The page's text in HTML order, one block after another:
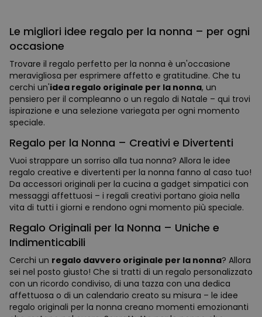
Le migliori idee regalo per la nonna – per ogni
occasione
Trovare il regalo perfetto per la nonna è un'occasione
meravigliosa per esprimere affetto e gratitudine. Che tu
cerchi un'idea regalo originale per la nonna, un
pensiero per il compleanno o un regalo di Natale – qui trovi
ispirazione e una selezione variegata per ogni momento
speciale.
Regalo per la Nonna – Creativi e Divertenti
Vuoi strappare un sorriso alla tua nonna? Allora le idee
regalo creative e divertenti per la nonna fanno al caso tuo!
Da accessori originali per la cucina a gadget simpatici con
messaggi affettuosi – i regali creativi portano gioia nella
vita di tutti i giorni e rendono ogni momento più speciale.
Regalo Originali per la Nonna – Uniche e
Indimenticabili
Cerchi un regalo davvero originale per la nonna? Allora
sei nel posto giusto! Che si tratti di un regalo personalizzato
con un ricordo condiviso, di una tazza con una dedica
affettuosa o di un calendario creato su misura – le idee
regalo originali per la nonna creano momenti emozionanti